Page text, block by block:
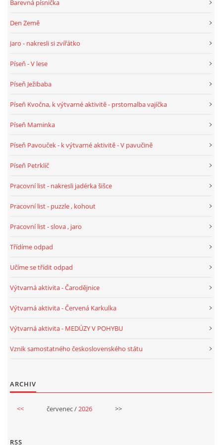
TÝDENNÍ PLÁNY
MONTESSORI AKTIVITA
KALENDÁŘ PRO DĚTI
SVATÝ VÁCLAV
HALLOWEEN
SVATÝ MARTIN
Barevná písnička
Den Země
Jaro - nakresli si zvířátko
Píseň - V lese
Píseň Ježibaba
Píseň Kvočna, k výtvarné aktivitě - prstomalba vajíčka
Píseň Maminka
Píseň Pavouček - k výtvarné aktivitě - V pavučině
Píseň Petrklíč
Pracovní list - nakresli jadérka šišce
Pracovní list - puzzle , kohout
Pracovní list - slova , jaro
Třídíme odpad
Učíme se třídit odpad
Výtvarná aktivita - Čarodějnice
Výtvarná aktivita - Červená Karkulka
Výtvarná aktivita - MEDÚZY V POHYBU
Vznik samostatného československého státu
ARCHIV
<< červenec /2026 >>
RSS